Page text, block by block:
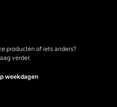
producten of iets anders?
verder.
weekdagen